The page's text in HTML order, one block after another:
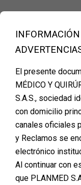
contentFinanciación
PLANMED
Etiqueta:
El presente
MÉDICO Y
S.A.S., sociedad
con domicilio
canales oficiales
y Reclamos se
electrónico
Al continuar con
que PLANMED